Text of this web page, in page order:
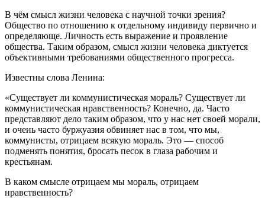
В чём смысл жизни человека с научной точки зрения?
Общество по отношению к отдельному индивиду первично и
определяюще. Личность есть выражение и проявление
общества. Таким образом, смысл жизни человека диктуется
объективными требованиями общественного прогресса.
Известны слова Ленина:
«Существует ли коммунистическая мораль? Существует ли
коммунистическая нравственность? Конечно, да. Часто
представляют дело таким образом, что у нас нет своей морали,
и очень часто буржуазия обвиняет нас в том, что мы,
коммунисты, отрицаем всякую мораль. Это — способ
подменять понятия, бросать песок в глаза рабочим и
крестьянам.
В каком смысле отрицаем мы мораль, отрицаем
нравственность?